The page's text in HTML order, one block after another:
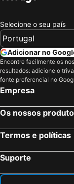
Hotel Aletsch
Hotel Alpina
Hotel Primavera
Selecione o seu país
Adicionar no
Encontre facilmente os
resultados: adicione o
fonte preferencial no
Empresa
Os nossos
Termos e políticas
Suporte